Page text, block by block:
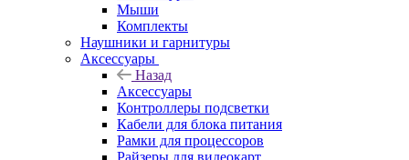
Мыши
Комплекты
Наушники и гарнитуры
Аксессуары
Назад
Аксессуары
Контроллеры подсветки
Кабели для блока питания
Рамки для процессоров
Райзеры для видеокарт